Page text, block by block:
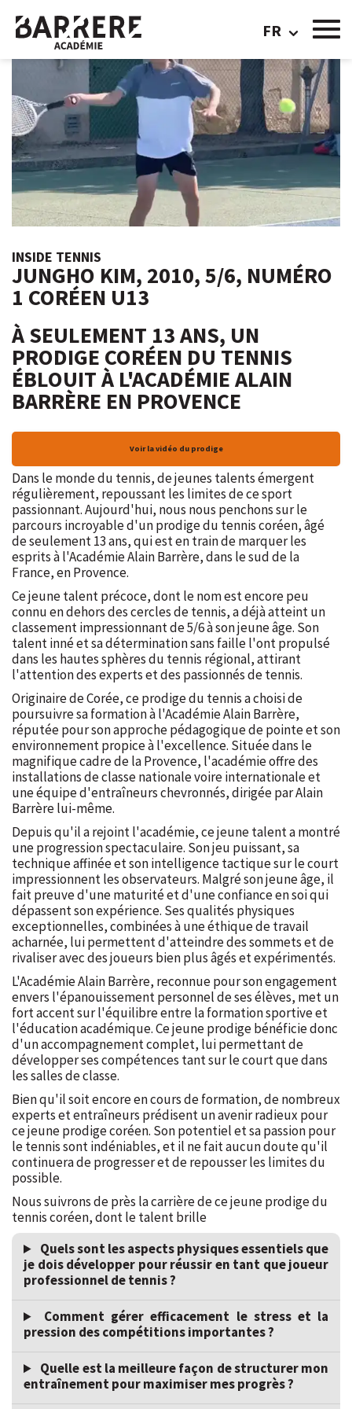
FR
INSIDE TENNIS
JUNGHO KIM, 2010, 5/6, NUMÉRO
1 CORÉEN U13
À SEULEMENT 13 ANS, UN
PRODIGE CORÉEN DU TENNIS
ÉBLOUIT À L'ACADÉMIE ALAIN
BARRÈRE EN PROVENCE
Voir la vidéo du prodige
Dans le monde du tennis, de jeunes talents émergent
régulièrement, repoussant les limites de ce sport
passionnant. Aujourd'hui, nous nous penchons sur le
parcours incroyable d'un prodige du tennis coréen, âgé
de seulement 13 ans, qui est en train de marquer les
esprits à l'Académie Alain Barrère, dans le sud de la
France, en Provence.
Ce jeune talent précoce, dont le nom est encore peu
connu en dehors des cercles de tennis, a déjà atteint un
classement impressionnant de 5/6 à son jeune âge. Son
talent inné et sa détermination sans faille l'ont propulsé
dans les hautes sphères du tennis régional, attirant
l'attention des experts et des passionnés de tennis.
Originaire de Corée, ce prodige du tennis a choisi de
poursuivre sa formation à l'Académie Alain Barrère,
réputée pour son approche pédagogique de pointe et son
environnement propice à l'excellence. Située dans le
magnifique cadre de la Provence, l'académie offre des
installations de classe nationale voire internationale et
une équipe d'entraîneurs chevronnés, dirigée par Alain
Barrère lui-même.
Depuis qu'il a rejoint l'académie, ce jeune talent a montré
une progression spectaculaire. Son jeu puissant, sa
technique affinée et son intelligence tactique sur le court
impressionnent les observateurs. Malgré son jeune âge, il
fait preuve d'une maturité et d'une confiance en soi qui
dépassent son expérience. Ses qualités physiques
exceptionnelles, combinées à une éthique de travail
acharnée, lui permettent d'atteindre des sommets et de
rivaliser avec des joueurs bien plus âgés et expérimentés.
L'Académie Alain Barrère, reconnue pour son engagement
envers l'épanouissement personnel de ses élèves, met un
fort accent sur l'équilibre entre la formation sportive et
l'éducation académique. Ce jeune prodige bénéficie donc
d'un accompagnement complet, lui permettant de
développer ses compétences tant sur le court que dans
les salles de classe.
Bien qu'il soit encore en cours de formation, de nombreux
experts et entraîneurs prédisent un avenir radieux pour
ce jeune prodige coréen. Son potentiel et sa passion pour
le tennis sont indéniables, et il ne fait aucun doute qu'il
continuera de progresser et de repousser les limites du
possible.
Nous suivrons de près la carrière de ce jeune prodige du
tennis coréen, dont le talent brille
Quels sont les aspects physiques essentiels que
je dois développer pour réussir en tant que joueur
professionnel de tennis ?
Comment gérer efficacement le stress et la
pression des compétitions importantes ?
Quelle est la meilleure façon de structurer mon
entraînement pour maximiser mes progrès ?